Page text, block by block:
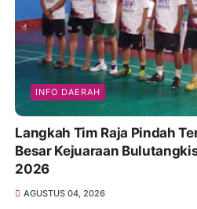
INFO DAERAH
Langkah Tim Raja Pindah
Besar Kejuaraan
2026
AGUSTUS 04, 2026